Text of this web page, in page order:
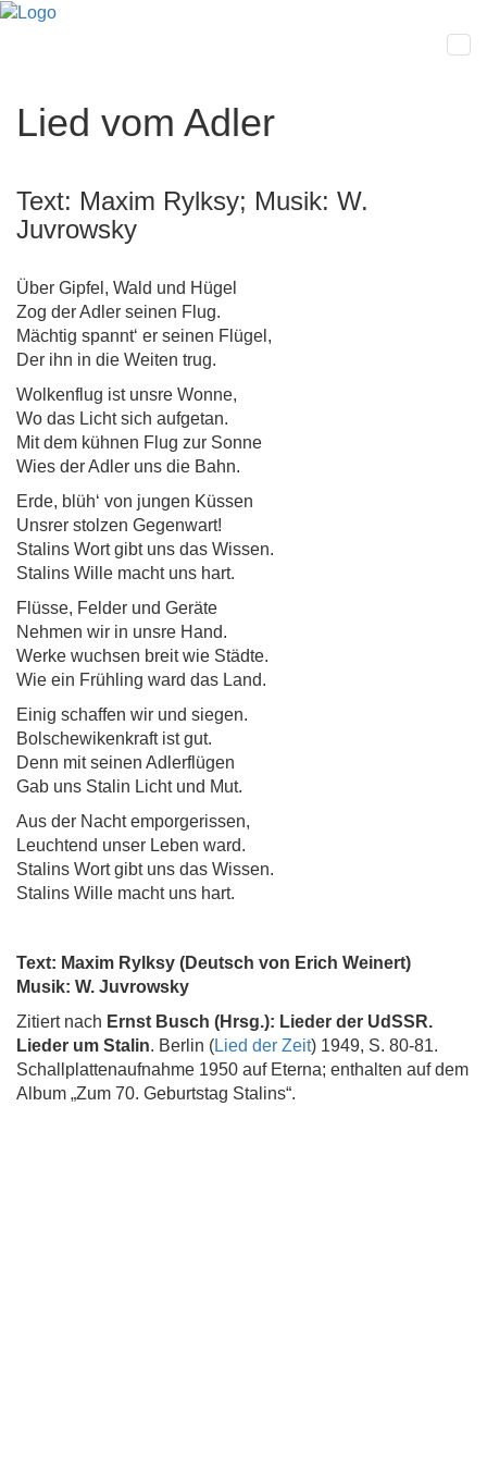
Lied vom Adler
Text: Maxim Rylksy; Musik: W.
Juvrowsky
Über Gipfel, Wald und Hügel
Zog der Adler seinen Flug.
Mächtig spannt‘ er seinen Flügel,
Der ihn in die Weiten trug.
Wolkenflug ist unsre Wonne,
Wo das Licht sich aufgetan.
Mit dem kühnen Flug zur Sonne
Wies der Adler uns die Bahn.
Erde, blüh‘ von jungen Küssen
Unsrer stolzen Gegenwart!
Stalins Wort gibt uns das Wissen.
Stalins Wille macht uns hart.
Flüsse, Felder und Geräte
Nehmen wir in unsre Hand.
Werke wuchsen breit wie Städte.
Wie ein Frühling ward das Land.
Einig schaffen wir und siegen.
Bolschewikenkraft ist gut.
Denn mit seinen Adlerflügen
Gab uns Stalin Licht und Mut.
Aus der Nacht emporgerissen,
Leuchtend unser Leben ward.
Stalins Wort gibt uns das Wissen.
Stalins Wille macht uns hart.
Text: Maxim Rylksy (Deutsch von Erich Weinert)
Musik: W. Juvrowsky
Zitiert nach Ernst Busch (Hrsg.): Lieder der UdSSR.
Lieder um Stalin. Berlin (Lied der Zeit) 1949, S. 80-81.
Schallplattenaufnahme 1950 auf Eterna; enthalten auf dem
Album „Zum 70. Geburtstag Stalins“.